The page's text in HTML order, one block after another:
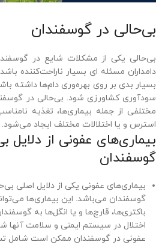
بی‌حالی در گوسفندان
بی‌حالی یکی از مشکلات شایع در
دامداران مسئله ای بسیار ناراحت‌کننده
بسیار بدی بر روی بهره‌وری دام‌ها داشته
سودآوری کشاورزی شود. بی‌حالی در
مختلفی از جمله بیماری‌ها، تغذیه
استرس و یا اختلالات مختلف ایجاد می‌شود.
بیماری‌های عفونی از دلایل
گوسفندان
بیماری‌های عفونی یکی از دلایل اصلی
گوسفندان می‌باشد. این بیماری‌ها
باکتری‌ها، قارچ‌ها و یا انگل‌ها به
اختلال در سیستم ایمنی و سلامت آنها
عفونی در گوسفندان ممکن است شامل